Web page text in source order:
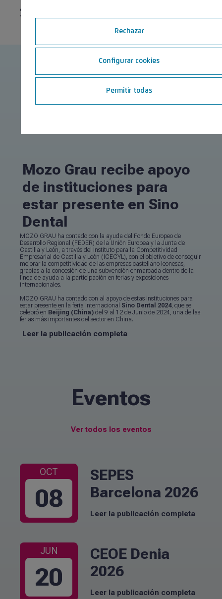
gratuita.
Noticias
Mozo Grau recibe apoyo
de instituciones para
estar presente en Sino
Dental
MOZO GRAU ha contado con la ayuda del Fondo Europeo de
Desarrollo Regional (FEDER) de la Unión Europea y la Junta de
Castilla y León, a través del Instituto para la Competitividad
Empresarial de Castilla y León (ICECYL), con el objetivo de conseguir
mejorar la competitividad de las empresas castellano leonesas,
gracias a la concesión de una subvención enmarcada dentro de la
línea de ayuda a la participación en ferias y exposiciones
internacionales.
MOZO GRAU ha contado con al apoyo de estas instituciones para
estar presente en la feria internacional Sino Dental 2024, que se
celebró en Beijing (China) del 9 al 12 de Junio de 2024, una de las
ferias más importantes del sector en China.
Leer la publicación completa
Eventos
Ver todos los eventos
OCT
08
SEPES
Barcelona 2026
Leer la publicación completa
JUN
20
CEOE Denia
2026
Leer la publicación completa
Rechazar
Configurar cookies
Permitir todas